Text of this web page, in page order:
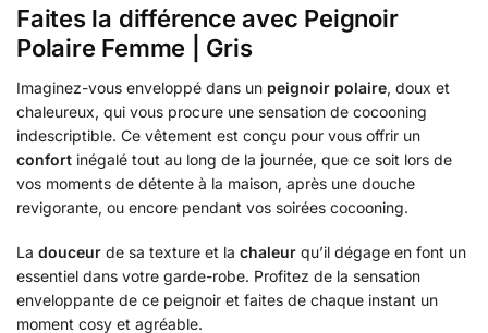
Faites la différence avec Peignoir
Polaire Femme | Gris
Imaginez-vous enveloppé dans un peignoir polaire, doux et
chaleureux, qui vous procure une sensation de cocooning
indescriptible. Ce vêtement est conçu pour vous offrir un
confort inégalé tout au long de la journée, que ce soit lors de
vos moments de détente à la maison, après une douche
revigorante, ou encore pendant vos soirées cocooning.
La douceur de sa texture et la chaleur qu’il dégage en font un
essentiel dans votre garde-robe. Profitez de la sensation
enveloppante de ce peignoir et faites de chaque instant un
moment cosy et agréable.